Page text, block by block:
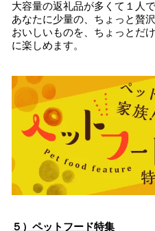
大容量の返礼品が多くて１人
あなたに少量の、ちょっと贅
おいしいものを、ちょっとだ
に楽しめます。
５）ペットフード特集